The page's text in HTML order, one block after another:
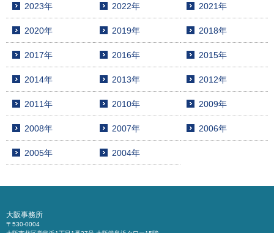
2023年 2022年 2021年
2020年 2019年 2018年
2017年 2016年 2015年
2014年 2013年 2012年
2011年 2010年 2009年
2008年 2007年 2006年
2005年 2004年
大阪事務所
〒530-0004